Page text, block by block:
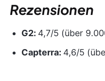
Rezensionen
G2: 4,7/5 (über
Capterra: 4,6/5